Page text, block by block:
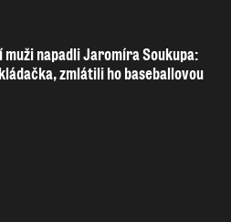
muži napadli Jaromíra Soukupa:
zmlátili ho baseballovou